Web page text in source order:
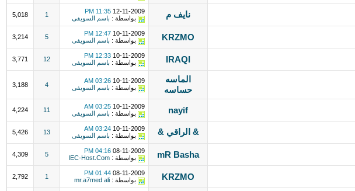
نايف م 12-11-2009
11:35 PM
بواسطة : باسم السويفى 1
5,018
KRZMO
10-11-2009
12:47 PM
بواسطة : باسم السويفى 5
3,214
IRAQI
10-11-2009
12:33 PM
بواسطة : باسم السويفى 12
3,771
الماسه
حساسه
10-11-2009
03:26 AM
بواسطة : باسم السويفى 4
3,188
nayif
10-11-2009
03:25 AM
بواسطة : باسم السويفى 11
4,224
& الراقي & 10-11-2009
03:24 AM
بواسطة : باسم السويفى 13
5,426
mR Basha
08-11-2009
04:16 PM
بواسطة : IEC-Host.Com
5
4,309
KRZMO
08-11-2009
01:44 PM
بواسطة : mr.a7med ali
1
2,792